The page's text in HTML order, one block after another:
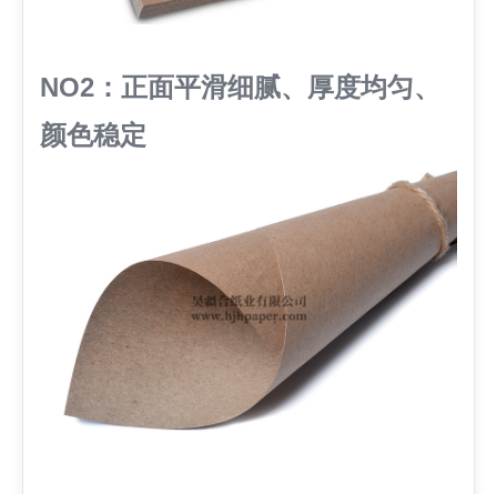
NO2：正面平滑细腻、厚度均匀、
颜色稳定